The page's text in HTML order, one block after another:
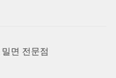
면 전문점